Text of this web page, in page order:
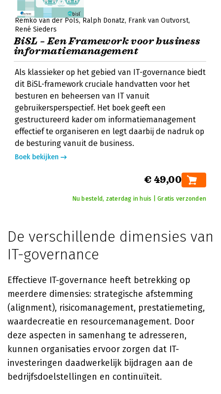
Remko van der Pols Ralph Donatz Frank van Outvorst
René Sieders
BiSL – Een Framework voor business
informatiemanagement
Als klassieker op het gebied van IT-governance biedt
dit BiSL-framework cruciale handvatten voor het
besturen en beheersen van IT vanuit
gebruikersperspectief. Het boek geeft een
gestructureerd kader om informatiemanagement
effectief te organiseren en legt daarbij de nadruk op
de besturing vanuit de business.
Boek bekijken
€ 49,00
Nu besteld, zaterdag in huis | Gratis verzonden
De verschillende dimensies van
IT-governance
Effectieve IT-governance heeft betrekking op
meerdere dimensies: strategische afstemming
(alignment), risicomanagement, prestatiemeting,
waardecreatie en resourcemanagement. Door
deze aspecten in samenhang te adresseren,
kunnen organisaties ervoor zorgen dat IT-
investeringen daadwerkelijk bijdragen aan de
bedrijfsdoelstellingen en continuïteit.